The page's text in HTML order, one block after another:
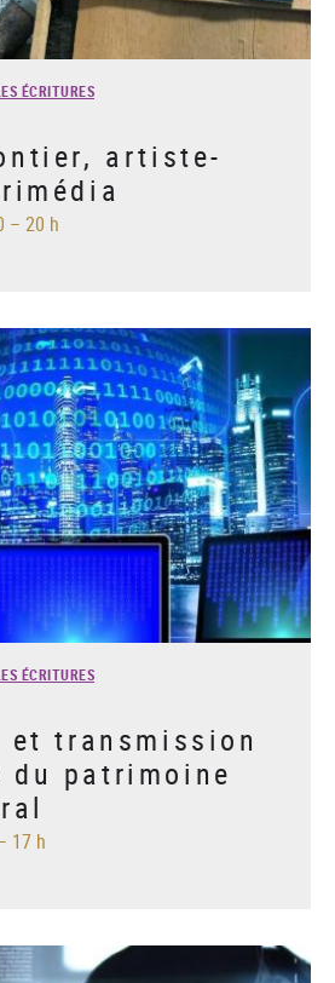
ÉCRITURES
artiste-
– 20 h
ÉCRITURES
et transmission
du patrimoine
17 h